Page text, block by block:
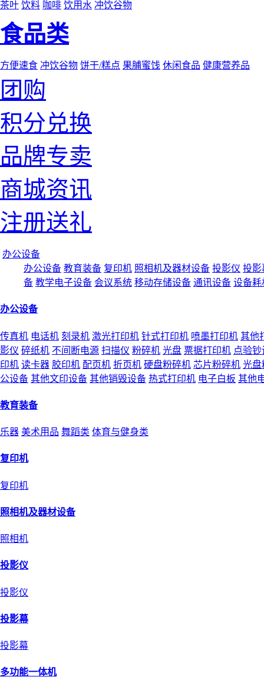
茶叶 饮料 咖啡 饮用水 冲饮谷物
食品类
方便速食 冲饮谷物 饼干/糕点 果脯蜜饯 休闲食品 健康营养品
团购
积分兑换
品牌专卖
商城资讯
注册送礼
办公设备
办公设备 教育装备 复印机 照相机及器材设备 投影仪 投影
备 教学电子设备 会议系统 移动存储设备 通讯设备 设备耗
办公设备
传真机 电话机 刻录机 激光打印机 针式打印机 喷墨打印机 其他
影仪 碎纸机 不间断电源 扫描仪 粉碎机 光盘 票据打印机 点验钞
印机 读卡器 胶印机 配页机 折页机 硬盘粉碎机 芯片粉碎机 光盘
公设备 其他文印设备 其他销毁设备 热式打印机 电子白板 其他
教育装备
乐器 美术用品 舞蹈类 体育与健身类
复印机
复印机
照相机及器材设备
照相机
投影仪
投影仪
投影幕
投影幕
多功能一体机